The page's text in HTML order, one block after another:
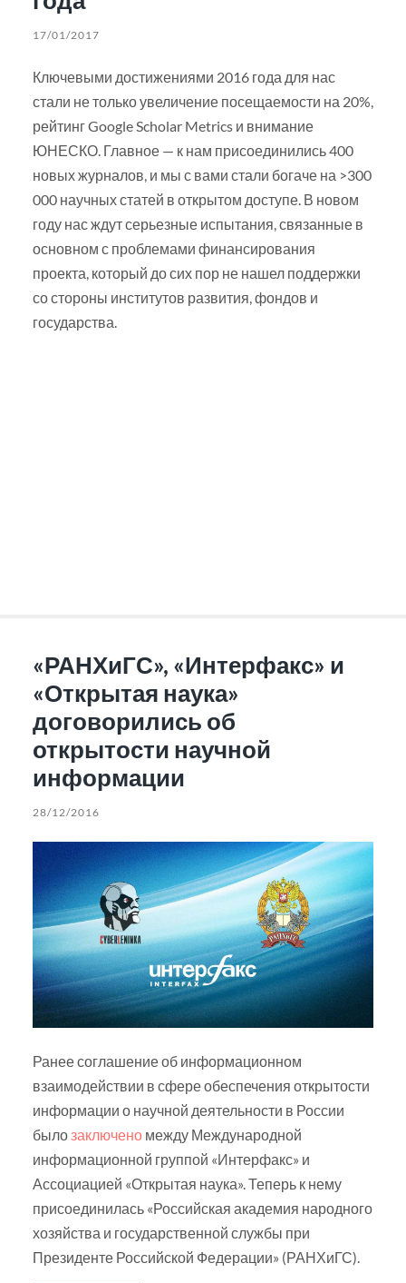
17/01/2017
Ключевыми достижениями 2016 года для нас
стали не только увеличение посещаемости на 20%,
рейтинг Google Scholar Metrics и внимание
ЮНЕСКО. Главное — к нам присоединились 400
новых журналов, и мы с вами стали богаче на >300
000 научных статей в открытом доступе. В новом
году нас ждут серьезные испытания, связанные в
основном с проблемами финансирования
проекта, который до сих пор не нашел поддержки
со стороны институтов развития, фондов и
государства.
«РАНХиГС», «Интерфакс» и
«Открытая наука»
договорились об
открытости научной
информации
28/12/2016
Ранее соглашение об информационном
взаимодействии в сфере обеспечения открытости
информации о научной деятельности в России
былозаключеномежду Международной
информационной группой «Интерфакс» и
Ассоциацией «Открытая наука». Теперь к нему
присоединилась «Российская академия народного
хозяйства и государственной службы при
Президенте Российской Федерации» (РАНХиГС).